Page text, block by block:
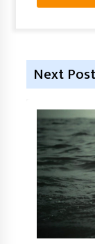
Next Post